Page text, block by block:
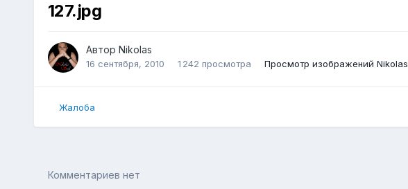
127.jpg
Автор Nikolas
16 сентября, 2010 1 242 просмотра Просмотр изображений Nikolas
Жалоба
Комментариев нет